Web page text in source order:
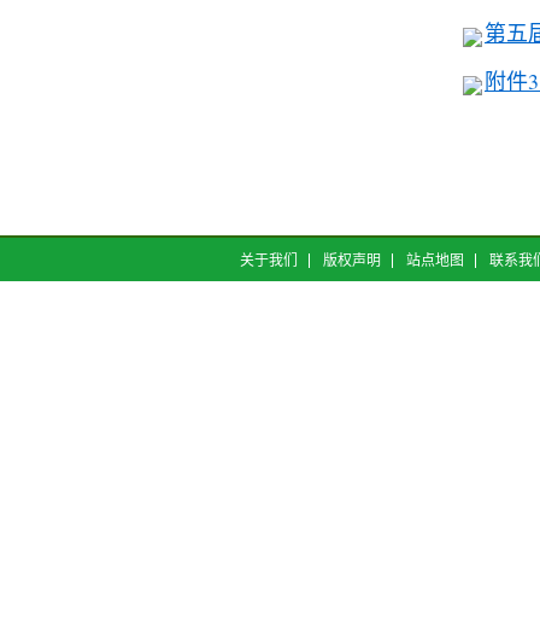
第五
附件
关于我们 版权声明 站点地图 联系我